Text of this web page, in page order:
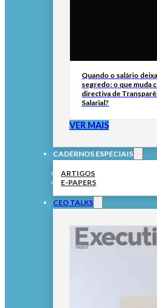
Quando o salário
segredo: o que muda
directiva de
Salarial?
VER MAIS
CADERNOS ESPECIAIS
ARTIGOS
E-PAPERS
CEO TALKS